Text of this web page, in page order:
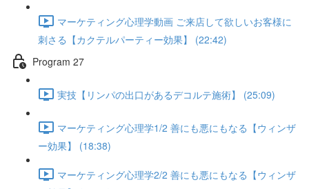
マーケティング心理学動画 ご来店して欲しいお客様に
刺さる【カクテルパーティー効果】 (22:42)
Program 27
実技【リンパの出口があるデコルテ施術】 (25:09)
マーケティング心理学1/2 善にも悪にもなる【ウィンザ
ー効果】 (18:38)
マーケティング心理学2/2 善にも悪にもなる【ウィンザ